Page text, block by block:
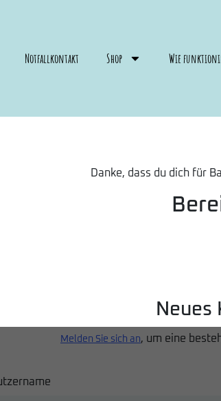
Notfallkontakt Shop Wie
Danke, dass du dich für
Melden Sie sich an, um eine